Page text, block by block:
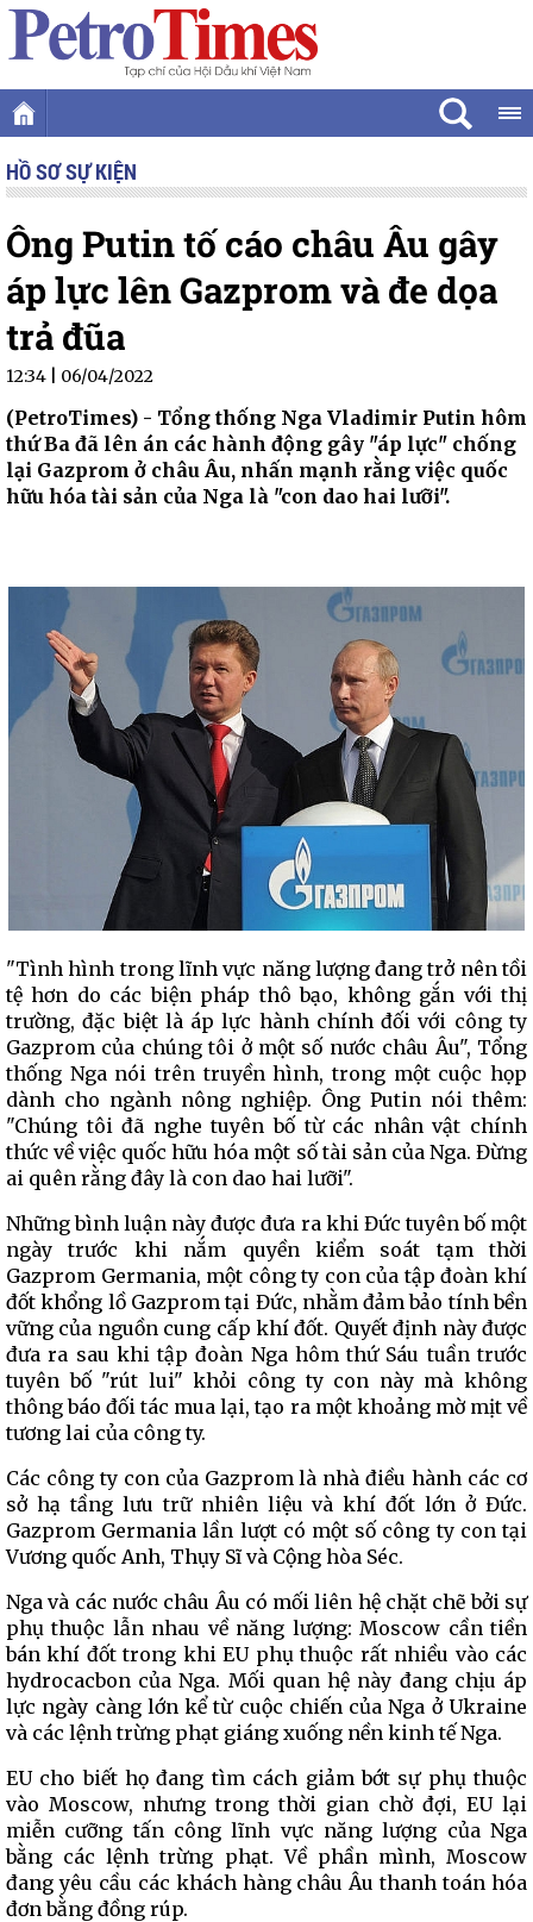
HỒ SƠ SỰ KIỆN
Ông Putin tố cáo châu Âu gây
áp lực lên Gazprom và đe dọa
trả đũa
12:34 | 06/04/2022
(PetroTimes) - Tổng thống Nga Vladimir Putin hôm
thứ Ba đã lên án các hành động gây "áp lực" chống
lại Gazprom ở châu Âu, nhấn mạnh rằng việc quốc
hữu hóa tài sản của Nga là "con dao hai lưỡi".
"Tình hình trong lĩnh vực năng lượng đang trở nên tồi
tệ hơn do các biện pháp thô bạo, không gắn với thị
trường, đặc biệt là áp lực hành chính đối với công ty
Gazprom của chúng tôi ở một số nước châu Âu", Tổng
thống Nga nói trên truyền hình, trong một cuộc họp
dành cho ngành nông nghiệp. Ông Putin nói thêm:
"Chúng tôi đã nghe tuyên bố từ các nhân vật chính
thức về việc quốc hữu hóa một số tài sản của Nga. Đừng
ai quên rằng đây là con dao hai lưỡi".
Những bình luận này được đưa ra khi Đức tuyên bố một
ngày trước khi nắm quyền kiểm soát tạm thời
Gazprom Germania, một công ty con của tập đoàn khí
đốt khổng lồ Gazprom tại Đức, nhằm đảm bảo tính bền
vững của nguồn cung cấp khí đốt. Quyết định này được
đưa ra sau khi tập đoàn Nga hôm thứ Sáu tuần trước
tuyên bố "rút lui" khỏi công ty con này mà không
thông báo đối tác mua lại, tạo ra một khoảng mờ mịt về
tương lai của công ty.
Các công ty con của Gazprom là nhà điều hành các cơ
sở hạ tầng lưu trữ nhiên liệu và khí đốt lớn ở Đức.
Gazprom Germania lần lượt có một số công ty con tại
Vương quốc Anh, Thụy Sĩ và Cộng hòa Séc.
Nga và các nước châu Âu có mối liên hệ chặt chẽ bởi sự
phụ thuộc lẫn nhau về năng lượng: Moscow cần tiền
bán khí đốt trong khi EU phụ thuộc rất nhiều vào các
hydrocacbon của Nga. Mối quan hệ này đang chịu áp
lực ngày càng lớn kể từ cuộc chiến của Nga ở Ukraine
và các lệnh trừng phạt giáng xuống nền kinh tế Nga.
EU cho biết họ đang tìm cách giảm bớt sự phụ thuộc
vào Moscow, nhưng trong thời gian chờ đợi, EU lại
miễn cưỡng tấn công lĩnh vực năng lượng của Nga
bằng các lệnh trừng phạt. Về phần mình, Moscow
đang yêu cầu các khách hàng châu Âu thanh toán hóa
đơn bằng đồng rúp.